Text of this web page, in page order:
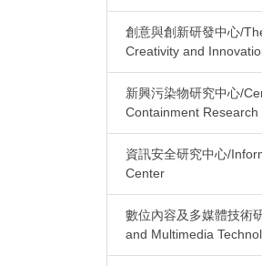
創意與創新研發中心/
Creativity and
新興污染物研究中心/
Containment Research
資訊安全研究中心/
Center
數位內容及多媒體技術
and Multimedia